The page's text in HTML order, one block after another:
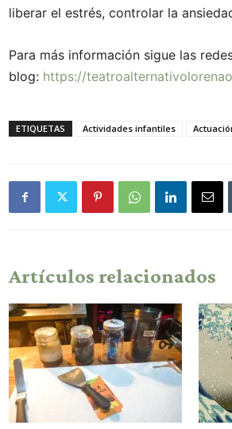
liberar el estrés, controlar la
Para más información sigue las
blog: https://
ETIQUETAS Actividades infantiles
Artículos relacionados